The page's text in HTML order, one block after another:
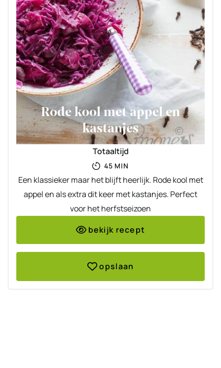
Rode kool met appel en
kastanjes
Totaaltijd
45MINUTEN
MIN
Een klassieker maar het blijft heerlijk. Rode kool met
appel en als extra dit keer met kastanjes. Perfect
voor het herfstseizoen
bekijk recept
opslaan